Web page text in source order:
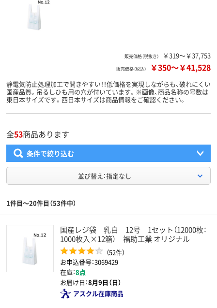
販売価格（税抜き） ￥319～￥37,753
販売価格（税込） ￥350～￥41,528
静電気防止処理加工で開きやすい！！低価格を実現しながらも、破れにくい
国産品質。吊るしひも用の穴が付いています。※画像、商品名称の号数は
東日本サイズです。西日本サイズは商品情報をご確認ください。
全53商品あります
条件で絞り込む
並び替え：指定なし
1件目～20件目（53件中）
国産レジ袋 乳白 12号 1セット（12000枚：
1000枚入×12箱） 福助工業 オリジナル
（52件）
お申込番号：3069429
在庫：8点
お届け日：8月9日（日）
アスクル在庫商品